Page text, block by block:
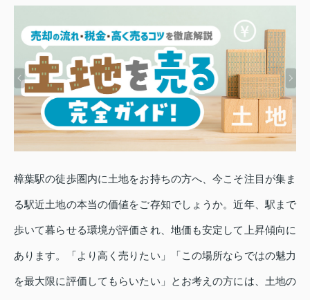
樟葉駅の徒歩圏内に土地をお持ちの方へ、今こそ注目が集ま
る駅近土地の本当の価値をご存知でしょうか。近年、駅まで
歩いて暮らせる環境が評価され、地価も安定して上昇傾向に
あります。「より高く売りたい」「この場所ならではの魅力
を最大限に評価してもらいたい」とお考えの方には、土地の